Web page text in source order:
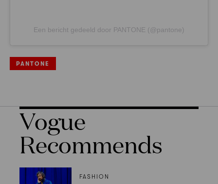
Een bericht gedeeld door PANTONE (@pantone)
PANTONE
Vogue
Recommends
FASHION